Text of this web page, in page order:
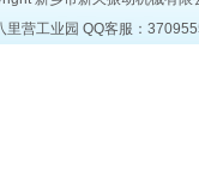
里营工业园 QQ客服：